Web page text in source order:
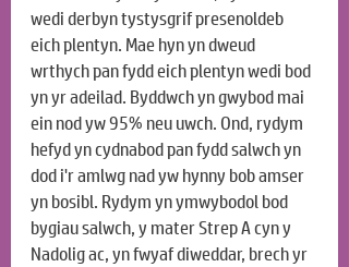
wedi derbyn tystysgrif presenoldeb
eich plentyn. Mae hyn yn dweud
wrthych pan fydd eich plentyn wedi bod
yn yr adeilad. Byddwch yn gwybod mai
ein nod yw 95% neu uwch. Ond, rydym
hefyd yn cydnabod pan fydd salwch yn
dod i'r amlwg nad yw hynny bob amser
yn bosibl. Rydym yn ymwybodol bod
bygiau salwch, y mater Strep A cyn y
Nadolig ac, yn fwyaf diweddar, brech yr